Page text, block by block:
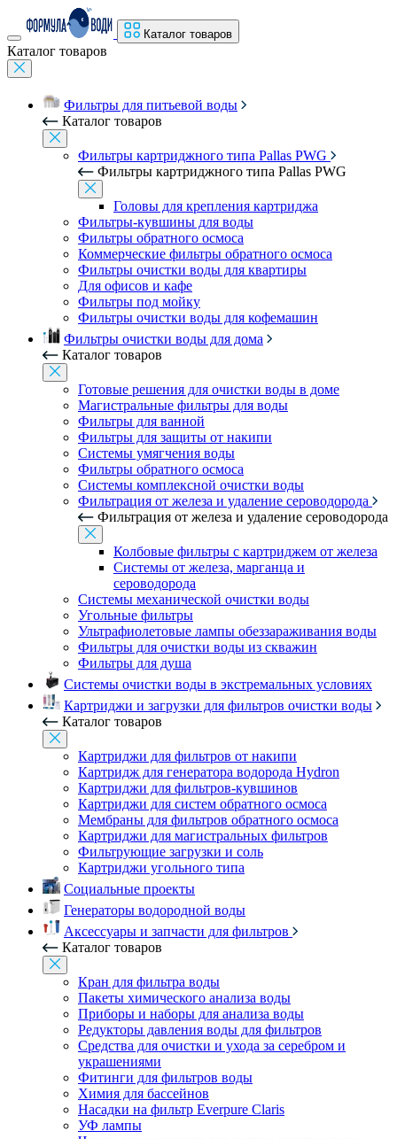
Каталог товаров
Каталог товаров
Фильтры для питьевой воды
Каталог товаров
Фильтры картриджного типа Pallas PWG
Фильтры картриджного типа Pallas PWG
Головы для крепления картриджа
Фильтры-кувшины для воды
Фильтры обратного осмоса
Коммерческие фильтры обратного осмоса
Фильтры очистки воды для квартиры
Для офисов и кафе
Фильтры под мойку
Фильтры очистки воды для кофемашин
Фильтры очистки воды для дома
Каталог товаров
Готовые решения для очистки воды в доме
Магистральные фильтры для воды
Фильтры для ванной
Фильтры для защиты от накипи
Системы умягчения воды
Фильтры обратного осмоса
Системы комплексной очистки воды
Фильтрация от железа и удаление сероводорода
Фильтрация от железа и удаление сероводорода
Колбовые фильтры с картриджем от железа
Системы от железа, марганца и
сероводорода
Системы механической очистки воды
Угольные фильтры
Ультрафиолетовые лампы обеззараживания воды
Фильтры для очистки воды из скважин
Фильтры для душа
Системы очистки воды в экстремальных условиях
Картриджи и загрузки для фильтров очистки воды
Каталог товаров
Картриджи для фильтров от накипи
Картридж для генератора водорода Hydron
Картриджи для фильтров-кувшинов
Картриджи для систем обратного осмоса
Мембраны для фильтров обратного осмоса
Картриджи для магистральных фильтров
Фильтрующие загрузки и соль
Картриджи угольного типа
Социальные проекты
Генераторы водородной воды
Аксессуары и запчасти для фильтров
Каталог товаров
Кран для фильтра воды
Пакеты химического анализа воды
Приборы и наборы для анализа воды
Редукторы давления воды для фильтров
Средства для очистки и ухода за серебром и
украшениями
Фитинги для фильтров воды
Химия для бассейнов
Насадки на фильтр Everpure Claris
УФ лампы